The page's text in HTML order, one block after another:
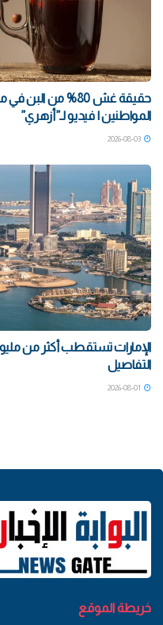
حقيقة غش 80% من
المواطنين | فيديو لـ”أزهري”
الإمارات تستقطب أكثر من
التفاصيل
خريطة الموقع